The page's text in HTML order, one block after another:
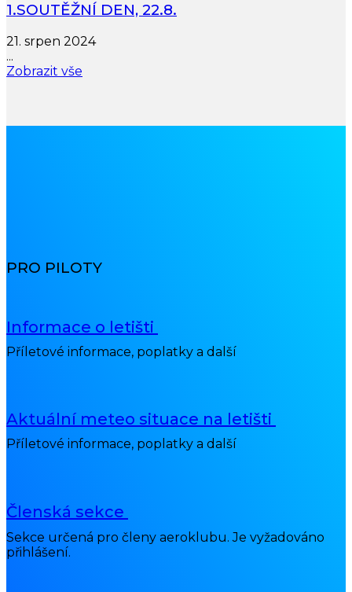
1.SOUTĚŽNÍ DEN, 22.8.
21. srpen 2024
...
Zobrazit vše
PRO PILOTY
Informace o letišti
Příletové informace, poplatky a další
Aktuální meteo situace na letišti
Příletové informace, poplatky a další
Členská sekce
Sekce určená pro členy aeroklubu. Je vyžadováno
přihlášení.